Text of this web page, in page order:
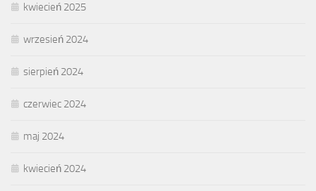
kwiecień 2025
wrzesień 2024
sierpień 2024
czerwiec 2024
maj 2024
kwiecień 2024